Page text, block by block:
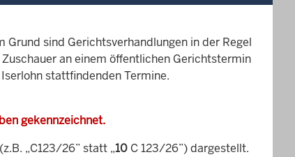
sind Gerichtsverhandlungen in der Regel
an einem öffentlichen Gerichtstermin
stattfindenden Termine.
gekennzeichnet.
„C123/26” statt „10 C 123/26”) dargestellt.